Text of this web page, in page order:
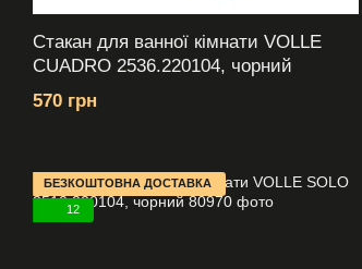
Стакан для ванної кімнати VOLLE
CUADRO 2536.220104, чорний
570 грн
БЕЗКОШТОВНА ДОСТАВКА
12